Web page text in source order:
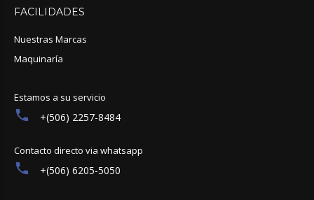
FACILIDADES
Nuestras Marcas
Maquinaría
Estamos a su servicio
+(506) 2257-8484
Contacto directo via whatsapp
+(506) 6205-5050